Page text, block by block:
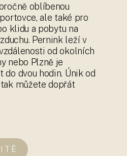
oblíbenou
ale také pro
klidu a pobytu na
Pernink leží v
od okolních
nebo Plzně je
do dvou hodin. Únik od
můžete dopřát